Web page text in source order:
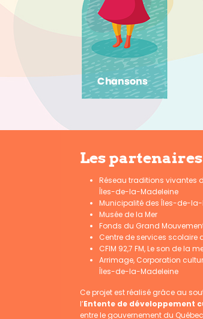
Les partenaires
Réseau traditions vivantes
Îles-de-la-Madeleine
Municipalité des Îles-de-
Musée de la Mer
Fonds du Grand
Centre de services scolaire
CFIM 92,7 FM, Le son de la
Arrimage, Corporation
Îles-de-la-Madeleine
Ce projet est réalisé grâce au
l’Entente de développement
entre le gouvernement du